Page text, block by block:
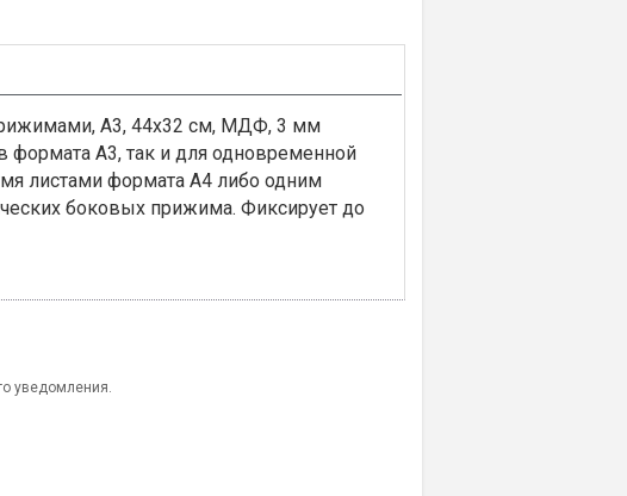
А3, 44х32 см, МДФ, 3 мм
А3, так и для одновременной
листами формата А4 либо одним
боковых прижима. Фиксирует до
уведомления.